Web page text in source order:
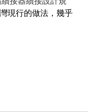
現行的做法，幾乎